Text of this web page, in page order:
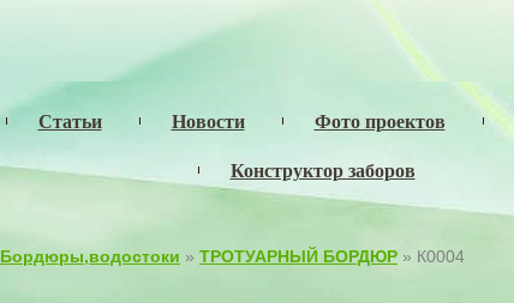
Статьи Новости Фото проектов
Конструктор заборов
Бордюры,водостоки » ТРОТУАРНЫЙ БОРДЮР » К0004